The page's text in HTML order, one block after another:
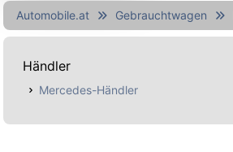
Automobile.at Gebrauchtwagen
Händler
Mercedes-Händler